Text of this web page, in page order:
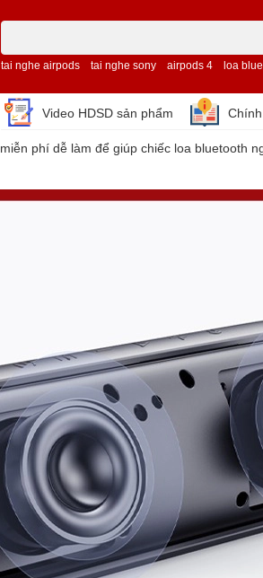
tai nghe airpods tai nghe sony airpods 4 loa
Video HDSD sản phẩm
phí dễ làm để giúp chiếc loa bluetooth